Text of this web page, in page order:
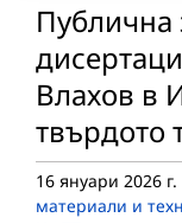
Публична
Влахов в
твърдото
16 януари 2026 г.
материали и